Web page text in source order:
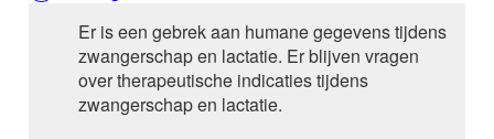
ALFENTANYL HCl
ALFUZOSINE
ALGELDRAAT
ALGELDRAAT / MAGNESIUM HYDROXYDE
Er is een gebrek aan humane gegevens tijdens
zwangerschap en lactatie. Er blijven vragen
over therapeutische indicaties tijdens
zwangerschap en lactatie.